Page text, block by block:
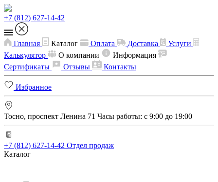
+7 (812) 627-14-42
Главная Каталог Оплата Доставка
Услуги
Калькулятор
О компании
Информация
Сертификаты
Отзывы Контакты
Избранное
Тосно, проспект Ленина 71 Часы работы: с 9:00 до 19:00
+7 (812) 627-14-42 Отдел продаж
Каталог